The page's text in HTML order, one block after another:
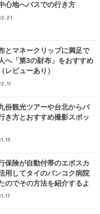
心地へバスでの行き方
とマネークリップに満足で
へ「第3の財布」をおすすめ
レビューあり）
份観光ツアーや台北からバ
き方とおすすめ撮影スポッ
保険が自動付帯のエポスカ
用してタイのバンコク病院
のでその方法を紹介するよ